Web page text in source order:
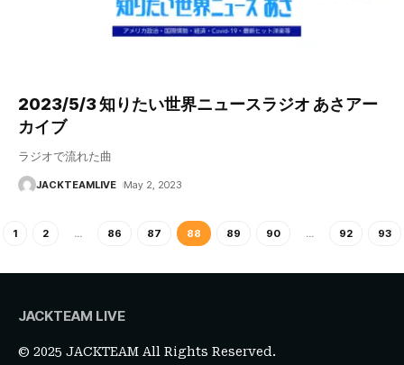
2023/5/3 知りたい世界ニュースラジオ あさアー
カイブ
ラジオで流れた曲
JACKTEAMLIVE May 2, 2023
1 2 … 86 87 88 89 90 … 92 93
JACKTEAM LIVE
© 2025 JACKTEAM All Rights Reserved.